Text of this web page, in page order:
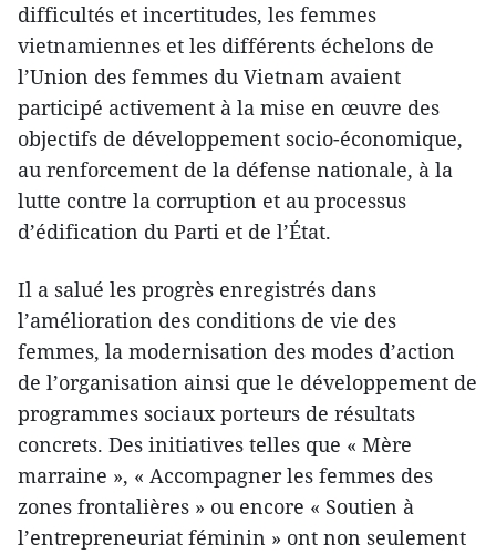
difficultés et incertitudes, les femmes
vietnamiennes et les différents échelons de
l’Union des femmes du Vietnam avaient
participé activement à la mise en œuvre des
objectifs de développement socio-économique,
au renforcement de la défense nationale, à la
lutte contre la corruption et au processus
d’édification du Parti et de l’État.
Il a salué les progrès enregistrés dans
l’amélioration des conditions de vie des
femmes, la modernisation des modes d’action
de l’organisation ainsi que le développement de
programmes sociaux porteurs de résultats
concrets. Des initiatives telles que « Mère
marraine », « Accompagner les femmes des
zones frontalières » ou encore « Soutien à
l’entrepreneuriat féminin » ont non seulement